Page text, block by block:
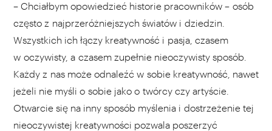
– Chciałbym opowiedzieć historie pracowników – osób
często z najprzeróżniejszych światów i dziedzin.
Wszystkich ich łączy kreatywność i pasja, czasem
w oczywisty, a czasem zupełnie nieoczywisty sposób.
Każdy z nas może odnaleźć w sobie kreatywność, nawet
jeżeli nie myśli o sobie jako o twórcy czy artyście.
Otwarcie się na inny sposób myślenia i dostrzeżenie tej
nieoczywistej kreatywności pozwala poszerzyć